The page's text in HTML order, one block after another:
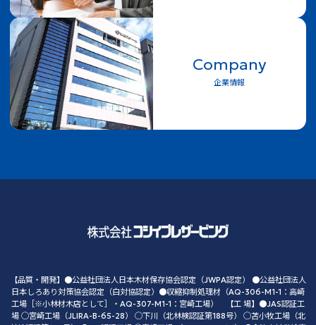
Company
企業情報
【品質・開発】●公益社団法人日本木材保存協会認定（JWPA認定） ●公益社団法人
日本しろあり対策協会認定（白対協認定）●収縮抑制処理材（AQ-306-M1-1：高崎
工場［※小林材木店として］・AQ-307-M1-1：宮崎工場） 【工 場】●JAS認証工
場 ◯宮崎工場（JLIRA-B-65-28） ◯下川（北林検認証第188号） ◯苫小牧工場（北